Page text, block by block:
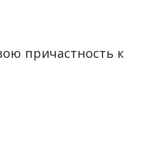
причастность к